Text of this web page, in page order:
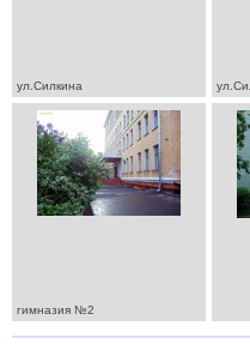
ул.Силкина
гимназия №2